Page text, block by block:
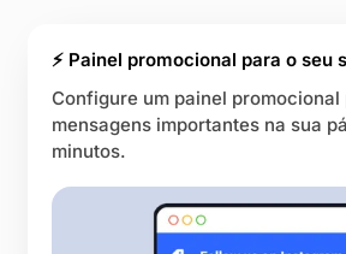
⚡ Painel promocional para o seu
Configure um painel
mensagens importantes na sua
minutos.